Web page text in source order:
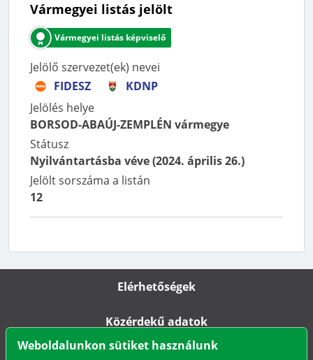
Vármegyei listás jelölt
Vármegyei listás képviselő
Jelölő szervezet(ek) nevei
FIDESZ
KDNP
Jelölés helye
BORSOD-ABAÚJ-ZEMPLÉN vármegye
Státusz
Nyilvántartásba véve(2024. április 26.)
Jelölt sorszáma a listán
12
Elérhetőségek
Közérdekű adatok
Weboldalunkon sütiket használunk